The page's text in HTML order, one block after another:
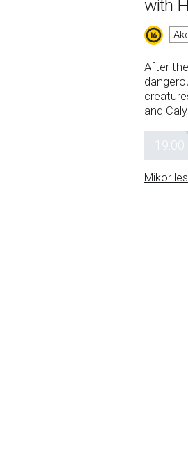
with
After
and
19:00
Mikor